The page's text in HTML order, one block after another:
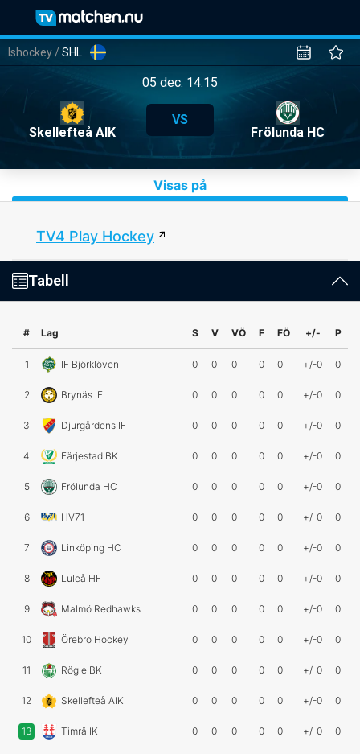
Ishockey /SHL
05 dec. 14:15
Skellefteå AIK
VS
Frölunda HC
Visas på
TV4 Play Hockey
Tabell
# Lag S V VÖ F FÖ +/- P
1 IF Björklöven 0 0 0 0 0 +/-0 0
2 Brynäs IF 0 0 0 0 0 +/-0 0
3 Djurgårdens IF 0 0 0 0 0 +/-0 0
4 Färjestad BK 0 0 0 0 0 +/-0 0
5 Frölunda HC 0 0 0 0 0 +/-0 0
6 HV71 0 0 0 0 0 +/-0 0
7 Linköping HC 0 0 0 0 0 +/-0 0
8 Luleå HF 0 0 0 0 0 +/-0 0
9 Malmö Redhawks 0 0 0 0 0 +/-0 0
10 Örebro Hockey 0 0 0 0 0 +/-0 0
11 Rögle BK 0 0 0 0 0 +/-0 0
12 Skellefteå AIK 0 0 0 0 0 +/-0 0
13 Timrå IK 0 0 0 0 0 +/-0 0